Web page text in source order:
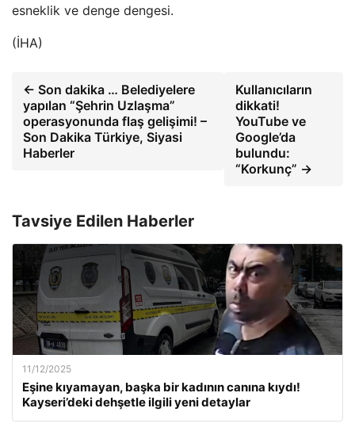
esneklik ve denge dengesi.
(İHA)
← Son dakika … Belediyelere
yapılan “Şehrin Uzlaşma”
operasyonunda flaş gelişimi! –
Son Dakika Türkiye, Siyasi
Haberler
Kullanıcıların
dikkati!
YouTube ve
Google’da
bulundu:
“Korkunç” →
Tavsiye Edilen Haberler
11/12/2025
Eşine kıyamayan, başka bir kadının canına kıydı!
Kayseri’deki dehşetle ilgili yeni detaylar